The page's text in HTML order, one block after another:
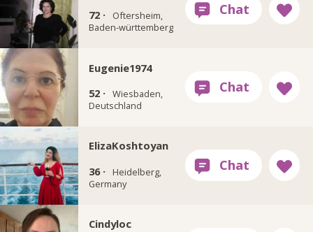
72 ·
Oftersheim,
Baden-württemberg
Eugenie1974
52 · Wiesbaden,
Deutschland
ElizaKoshtoyan
36 ·
Heidelberg,
Germany
Cindyloc